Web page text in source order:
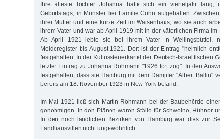
Ihre älteste Tochter Johanna hatte sich ein vierteljahr lang,
Geburtstags, in Münster bei Familie Cohn aufgehalten.
ihrer Mutter und eine kurze Zeit im Waisenhaus, wo sie auch
ihrem Vater und war ab April 1919 mit in der väterlichen Firma im
Ab April 1921 lebte sie bei ihrem Vater in Wellingsbüttel,
Melderegister bis August 1921. Dort ist der Eintrag "heimlich
festgehalten. In der Kultussteuerkartei der Deutsch-Israelitischen
letzter Eintrag zu Johanna Röhmann "1926 fort zog". In den
festgehalten, dass sie Hamburg mit dem Dampfer "Albert Ballin"
bereits am 18. November 1923 in New York befand.
Im Mai 1921 ließ sich Martin Röhmann bei der Baubehörde
genehmigen. In den Plänen waren Ställe für Schweine, Hühner
In den noch ländlichen Bezirken von Hamburg war dies zur
Landhausvillen nicht ungewöhnlich.